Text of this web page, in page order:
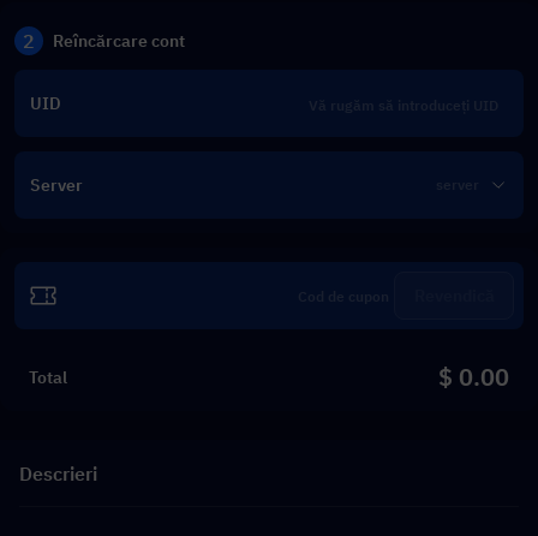
2 Reîncărcare cont
UID
Server
Total $ 0.00
Descrieri